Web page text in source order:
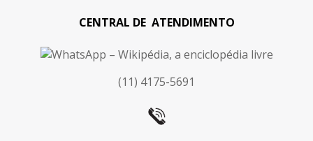
CENTRAL DE ATENDIMENTO
(11) 4175-5691